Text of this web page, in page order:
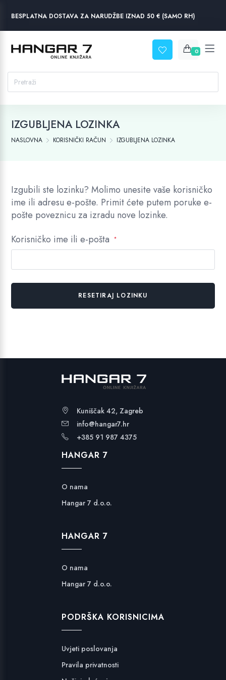
BESPLATNA DOSTAVA ZA NARUDŽBE IZNAD 50 € (SAMO RH)
0
IZGUBLJENA LOZINKA
NASLOVNA KORISNIČKI RAČUN IZGUBLJENA LOZINKA
Izgubili ste lozinku? Molimo unesite vaše korisničko
ime ili adresu e-pošte. Primit ćete putem poruke e-
pošte poveznicu za izradu nove lozinke.
Korisničko ime ili e-pošta
*
RESETIRAJ LOZINKU
Kuniščak 42, Zagreb
info@hangar7.hr
+385 91 987 4375
HANGAR 7
O nama
Hangar 7 d.o.o.
HANGAR 7
O nama
Hangar 7 d.o.o.
PODRŠKA KORISNICIMA
Uvjeti poslovanja
Pravila privatnosti